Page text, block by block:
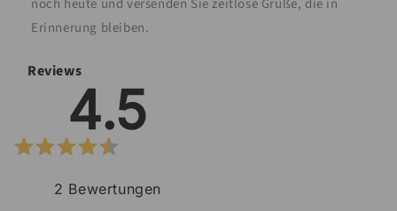
noch heute und versenden Sie zeitlose Grüße, die in
Erinnerung bleiben.
Reviews
4.5
2 Bewertungen